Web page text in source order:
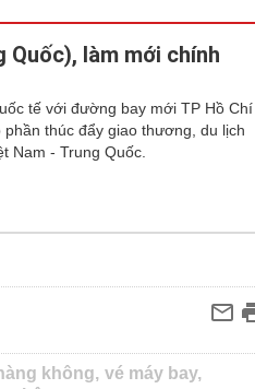
Quốc), làm mới chính
tế với đường bay mới TP Hồ Chí
thúc đẩy giao thương, du lịch
Nam - Trung Quốc.
không, vé máy bay,